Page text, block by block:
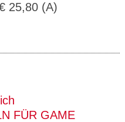
25,80 (A)
FÜR GAME